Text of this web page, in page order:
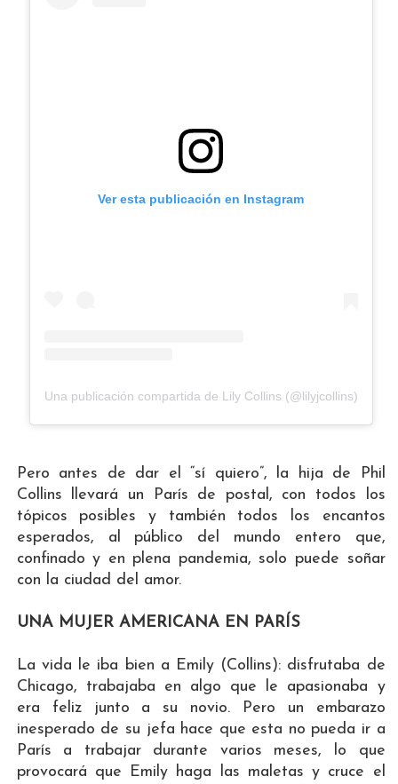
Ver esta publicación en Instagram
Una publicación compartida de Lily Collins (@lilyjcollins)
Pero antes de dar el “sí quiero”, la hija de Phil
Collins llevará un París de postal, con todos los
tópicos posibles y también todos los encantos
esperados, al público del mundo entero que,
confinado y en plena pandemia, solo puede soñar
con la ciudad del amor.
UNA MUJER AMERICANA EN PARÍS
La vida le iba bien a Emily (Collins): disfrutaba de
Chicago, trabajaba en algo que le apasionaba y
era feliz junto a su novio. Pero un embarazo
inesperado de su jefa hace que esta no pueda ir a
París a trabajar durante varios meses, lo que
provocará que Emily haga las maletas y cruce el